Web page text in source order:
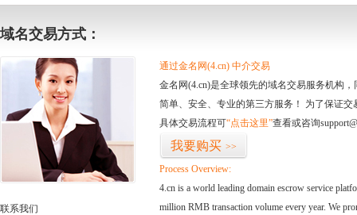
域名交易方式：
联系我们
通过金名网(4.cn) 中介交易
金名网(4.cn)是全球领先的域名交易服务机构
简单、安全、专业的第三方服务！ 为了保证
具体交易流程可“点击这里”查看或咨询
我要购买 >>
Process Overview:
4.cn is a world leading domain escrow service
million RMB transaction volume every year. We